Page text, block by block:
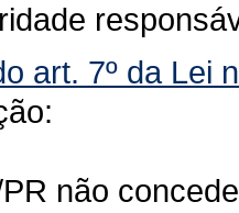
art. 7º da Lei
não